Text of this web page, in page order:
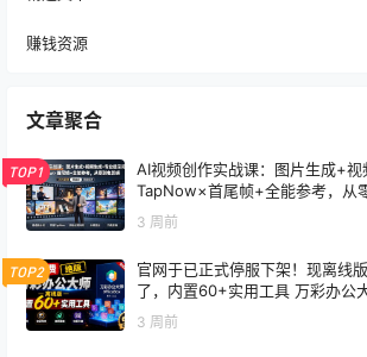
赚钱资源
文章聚合
TOP1
AI视频创作实战课：图片生成+
TapNow×首尾帧+全能参考，从
3 周前
TOP2
官网于已正式停服下架！现离线
了，内置60+实用工具 万彩办公
3 周前